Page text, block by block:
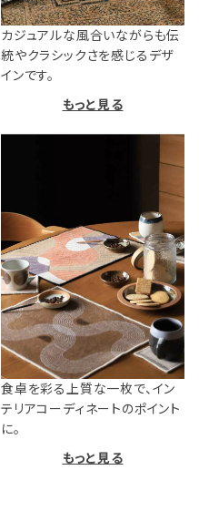
カジュアルな風合いながらも伝
統やクラシックさを感じるデザ
インです。
もっと見る
食卓を彩る上質な一枚で、イン
テリアコーディネートのポイント
に。
もっと見る